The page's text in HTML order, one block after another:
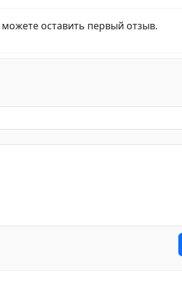
оставить первый отзыв.